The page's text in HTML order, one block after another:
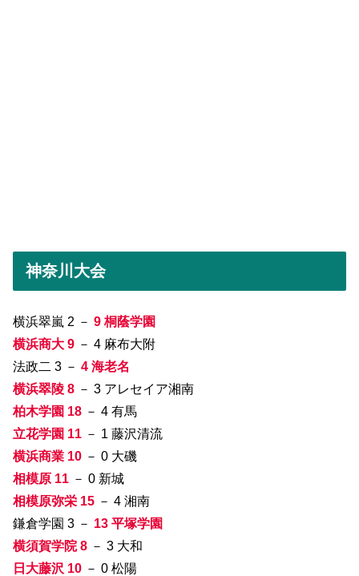
神奈川大会
横浜翠嵐 2 － 9 桐蔭学園
横浜商大 9 － 4 麻布大附
法政二 3 － 4 海老名
横浜翠陵 8 － 3 アレセイア湘南
柏木学園 18 － 4 有馬
立花学園 11 － 1 藤沢清流
横浜商業 10 － 0 大磯
相模原 11 － 0 新城
相模原弥栄 15 － 4 湘南
鎌倉学園 3 － 13 平塚学園
横須賀学院 8 － 3 大和
日大藤沢 10 － 0 松陽